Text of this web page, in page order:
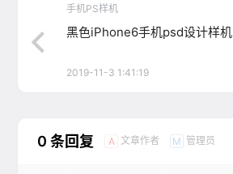
手机PS样机
黑色iPhone6手机psd设计样机
2019-11-3 1:41:19
0 条回复 A 文章作者 M 管理员